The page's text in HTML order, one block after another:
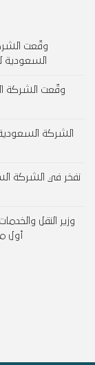
وقّعت
السعودية
وقّعت الشركة
الشركة
نفخر في الشركة
وزير النقل
أول